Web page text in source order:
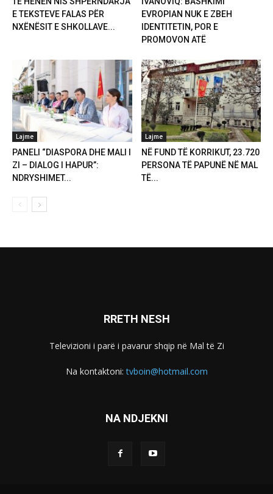
E TEKSTEVE FALAS PËR
NXËNËSIT E SHKOLLAVE...
EVROPIAN NUK E ZBEH
IDENTITETIN, POR E
PROMOVON ATË
Lajme
PANELI “DIASPORA DHE MALI I
ZI – DIALOG I HAPUR”:
NDRYSHIMET...
Lajme
NË FUND TË KORRIKUT, 23.720
PERSONA TË PAPUNË NË MAL
TË...
RRETH NESH
Televizioni i parë i pavarur shqip në Mal të Zi
Na kontaktoni:tvboin@hotmail.com
NA NDJEKNI